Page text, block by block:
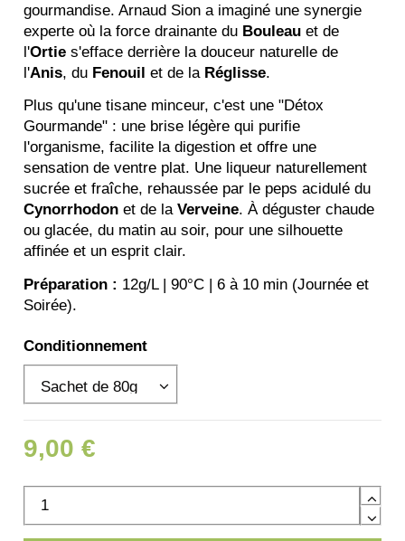
gourmandise. Arnaud Sion a imaginé une synergie
experte où la force drainante du Bouleau et de
l'Ortie s'efface derrière la douceur naturelle de
l'Anis, du Fenouil et de la Réglisse.
Plus qu'une tisane minceur, c'est une "Détox
Gourmande" : une brise légère qui purifie
l'organisme, facilite la digestion et offre une
sensation de ventre plat. Une liqueur naturellement
sucrée et fraîche, rehaussée par le peps acidulé du
Cynorrhodon et de la Verveine. À déguster chaude
ou glacée, du matin au soir, pour une silhouette
affinée et un esprit clair.
Préparation : 12g/L | 90°C | 6 à 10 min (Journée et
Soirée).
Conditionnement
9,00 €